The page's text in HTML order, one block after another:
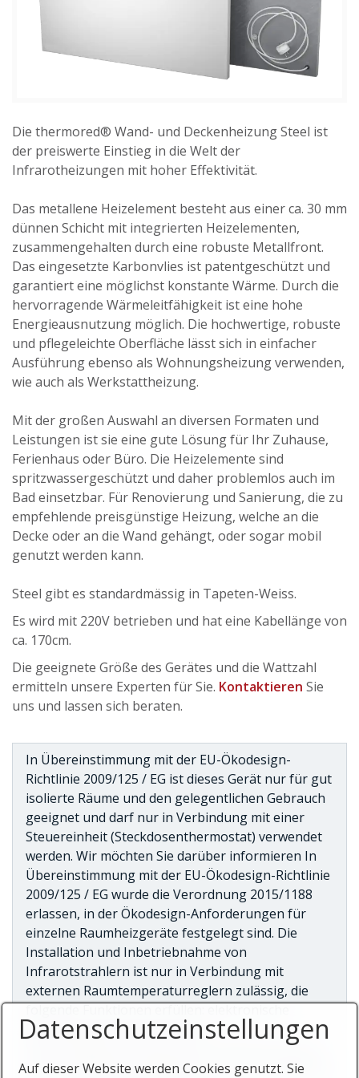
Die thermored® Wand- und Deckenheizung Steel ist
der preiswerte Einstieg in die Welt der
Infrarotheizungen mit hoher Effektivität.
Das metallene Heizelement besteht aus einer ca. 30 mm
dünnen Schicht mit integrierten Heizelementen,
zusammengehalten durch eine robuste Metallfront.
Das eingesetzte Karbonvlies ist patentgeschützt und
garantiert eine möglichst konstante Wärme. Durch die
hervorragende Wärmeleitfähigkeit ist eine hohe
Energieausnutzung möglich. Die hochwertige, robuste
und pflegeleichte Oberfläche lässt sich in einfacher
Ausführung ebenso als Wohnungsheizung verwenden,
wie auch als Werkstattheizung.
Mit der großen Auswahl an diversen Formaten und
Leistungen ist sie eine gute Lösung für Ihr Zuhause,
Ferienhaus oder Büro. Die Heizelemente sind
spritzwassergeschützt und daher problemlos auch im
Bad einsetzbar. Für Renovierung und Sanierung, die zu
empfehlende preisgünstige Heizung, welche an die
Decke oder an die Wand gehängt, oder sogar mobil
genutzt werden kann.
Steel gibt es standardmässig in Tapeten-Weiss.
Es wird mit 220V betrieben und hat eine Kabellänge von
ca. 170cm.
Die geeignete Größe des Gerätes und die Wattzahl
ermitteln unsere Experten für Sie. Kontaktieren Sie
uns und lassen sich beraten.
In Übereinstimmung mit der EU-Ökodesign-
Richtlinie 2009/125 / EG ist dieses Gerät nur für gut
isolierte Räume und den gelegentlichen Gebrauch
geeignet und darf nur in Verbindung mit einer
Steuereinheit (Steckdosenthermostat) verwendet
werden. Wir möchten Sie darüber informieren In
Übereinstimmung mit der EU-Ökodesign-Richtlinie
2009/125 / EG wurde die Verordnung 2015/1188
erlassen, in der Ökodesign-Anforderungen für
einzelne Raumheizgeräte festgelegt sind. Die
Installation und Inbetriebnahme von
Infrarotstrahlern ist nur in Verbindung mit
externen Raumtemperaturreglern zulässig, die
Raumtemperaturregelung mit
Wochentagssteuerung und Fernbedienung und /
oder Fensteröffnungsdetektor und / oder adaptive
Datenschutzeinstellungen
Auf dieser Website werden Cookies genutzt. Sie